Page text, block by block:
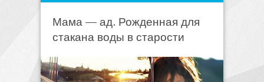
Мама — ад. Рожденная для
стакана воды в старости